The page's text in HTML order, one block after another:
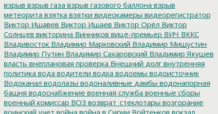
взрыв взрыв газа взрыв газового баллона взрыв
метеорита взятка взятки видеокамеры видеорегистратор
Виктор Ишавев Виктор Ишаев Виктор Орёл Виктор
Солнцев викторина Винников вице-премьер ВИЧ ВККС
Владивосток Владимир Марковский Владимир Мишустин
Владимир Путин Владимир Сахаровский Владимир Якушев
власть внеплановая проверка Внешний долг внутренняя
политика вода водители водка водоемы водоисточник
Водоканал водолазы водоналивные дамбы водонапорная
башня водоснабжение военная служба военные сборы
военный комиссар ВОЗ возврат_стеклотары возгорание
воинский учет война война в Сирии Войтенков вокзал